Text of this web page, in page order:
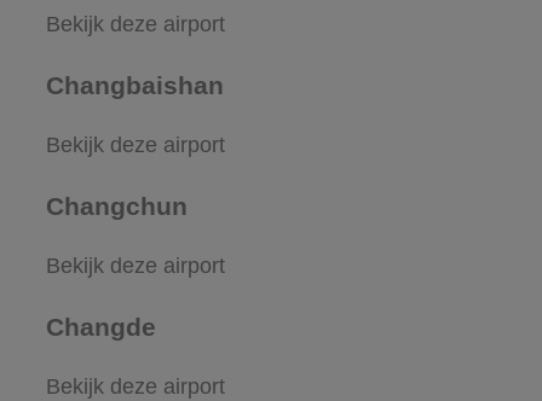
Bekijk deze airport
Changbaishan
Bekijk deze airport
Changchun
Bekijk deze airport
Changde
Bekijk deze airport